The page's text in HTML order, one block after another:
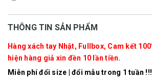
THÔNG TIN SẢN PHẨM
Hàng xách tay Nhật, Fullbox, Cam kết
hiện hàng giả xin đền 10 lần tiền.
Miễn phí đổi size | đổi mẫu trong 1 tuần !!!